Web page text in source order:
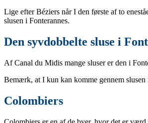
Lige efter Béziers når I den første af to
slusen i Fonterannes.
Den syvdobbelte sluse i
Af Canal du Midis mange sluser er den i
Bemærk, at I kun kan komme gennem
Colombiers